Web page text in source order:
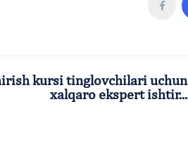
kursi tinglovchilari uchun
xalqaro ekspert ishtir...